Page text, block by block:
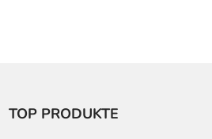
TOP PRODUKTE